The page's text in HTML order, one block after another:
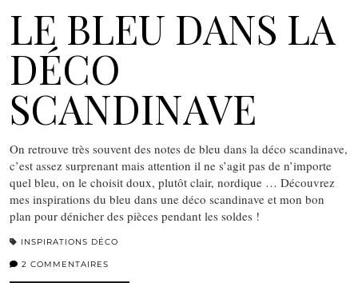
LE BLEU DANS LA
DÉCO
SCANDINAVE
On retrouve très souvent des notes de bleu dans la déco scandinave,
c’est assez surprenant mais attention il ne s’agit pas de n’importe
quel bleu, on le choisit doux, plutôt clair, nordique … Découvrez
mes inspirations du bleu dans une déco scandinave et mon bon
plan pour dénicher des pièces pendant les soldes !
INSPIRATIONS DÉCO
2 COMMENTAIRES